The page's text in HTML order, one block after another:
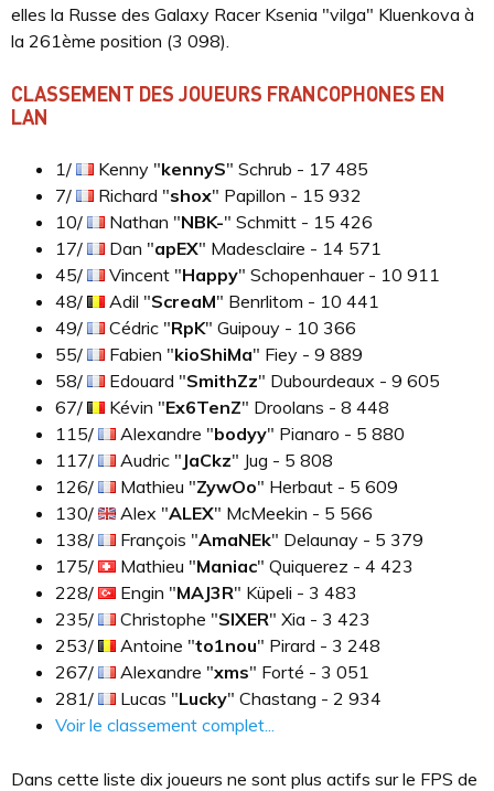
elles la Russe des Galaxy Racer Ksenia "vilga" Kluenkova à
la 261ème position (3 098).
CLASSEMENT DES JOUEURS FRANCOPHONES EN
LAN
1/ Kenny "kennyS" Schrub - 17 485
7/
Richard "shox" Papillon - 15 932
10/
Nathan "NBK-" Schmitt - 15 426
17/
Dan "apEX" Madesclaire - 14 571
45/
Vincent "Happy" Schopenhauer - 10 911
48/
Adil "ScreaM" Benrlitom - 10 441
49/
Cédric "RpK" Guipouy - 10 366
55/
Fabien "kioShiMa" Fiey - 9 889
58/
Edouard "SmithZz" Dubourdeaux - 9 605
67/
Kévin "Ex6TenZ" Droolans - 8 448
115/
Alexandre "bodyy" Pianaro - 5 880
117/
Audric " JaCkz" Jug - 5 808
126/
Mathieu "ZywOo" Herbaut - 5 609
130/
Alex "ALEX" McMeekin - 5 566
138/
François "AmaNEk" Delaunay - 5 379
175/
Mathieu "Maniac" Quiquerez - 4 423
228/
Engin "MAJ3R" Küpeli - 3 483
235/
Christophe "SIXER" Xia - 3 423
253/
Antoine "to1nou" Pirard - 3 248
267/
Alexandre "xms" Forté - 3 051
281/
Lucas "Lucky" Chastang - 2 934
Voir le classement complet...
Dans cette liste dix joueurs ne sont plus actifs sur le FPS de